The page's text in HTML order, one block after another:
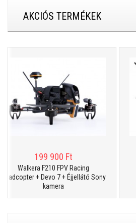
AKCIÓS TERMÉKEK
199 900 Ft
Walkera F210 FPV Racing
+ Devo 7 + Éjjellátó Sony
kamera